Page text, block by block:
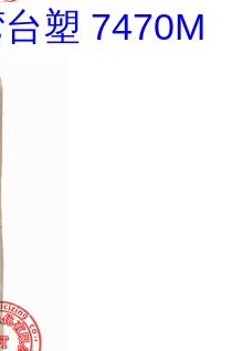
塑 7470M